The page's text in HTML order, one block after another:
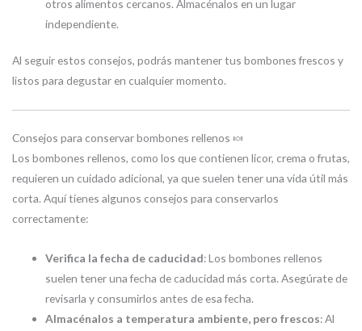
otros alimentos cercanos. Almacénalos en un lugar
independiente.
Al seguir estos consejos, podrás mantener tus bombones frescos y
listos para degustar en cualquier momento.
Consejos para conservar bombones rellenos 🍬
Los bombones rellenos, como los que contienen licor, crema o frutas,
requieren un cuidado adicional, ya que suelen tener una vida útil más
corta. Aquí tienes algunos consejos para conservarlos
correctamente:
Verifica la fecha de caducidad: Los bombones rellenos
suelen tener una fecha de caducidad más corta. Asegúrate de
revisarla y consumirlos antes de esa fecha.
Almacénalos a temperatura ambiente, pero frescos: Al